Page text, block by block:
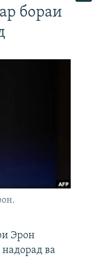
бораи
Эрон
ва